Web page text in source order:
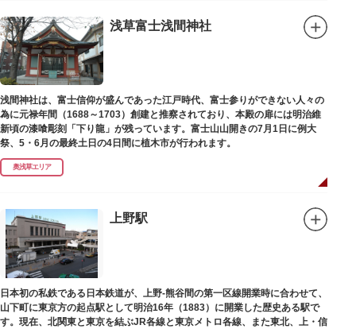
浅草富士浅間神社
浅間神社は、富士信仰が盛んであった江戸時代、富士参りができない人々の
為に元禄年間（1688～1703）創建と推察されており、本殿の扉には明治維
新頃の漆喰彫刻「下り龍」が残っています。富士山山開きの7月1日に例大
祭、5・6月の最終土日の4日間に植木市が行われます。
奥浅草エリア
上野駅
日本初の私鉄である日本鉄道が、上野-熊谷間の第一区線開業時に合わせて、
山下町に東京方の起点駅として明治16年（1883）に開業した歴史ある駅で
す。現在、北関東と東京を結ぶJR各線と東京メトロ各線、また東北、上・信